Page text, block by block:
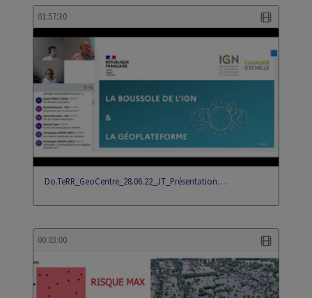
01:57:30
Do.TeRR_GeoCentre_28.06.22_JT_Présentation…
00:03:00